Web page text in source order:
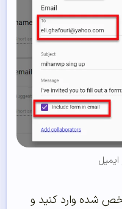
شده وارد کنید و